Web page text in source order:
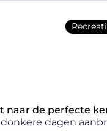
naar de perfecte
dagen